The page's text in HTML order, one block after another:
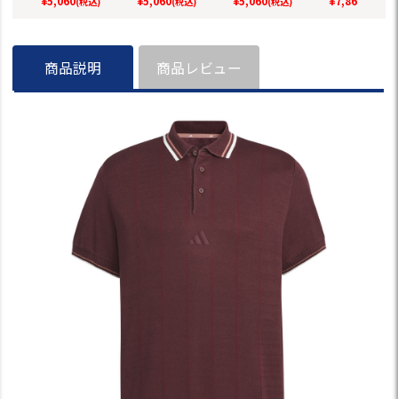
ルフ 2025春夏モデ
象】
ア ゴルフ 2025春夏
対象】
adidas 日本正規品
ゴルフ 2025
商品説明 商品レビュー